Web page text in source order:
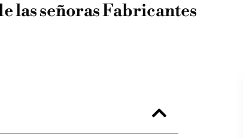
las señoras Fabricantes